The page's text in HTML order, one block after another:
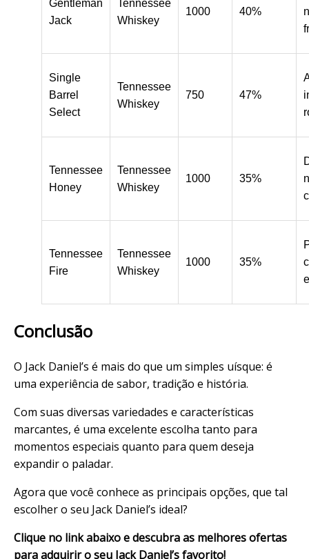
Gentleman
Jack
Tennessee
Whiskey
1000 40%
Single
Barrel
Select
Tennessee
Whiskey
750 47%
Tennessee
Honey
Tennessee
Whiskey
1000 35%
Tennessee
Fire
Tennessee
Whiskey
1000 35%
Conclusão
O Jack Daniel’s é mais do que um simples uísque: é
uma experiência de sabor, tradição e história.
Com suas diversas variedades e características
marcantes, é uma excelente escolha tanto para
momentos especiais quanto para quem deseja
expandir o paladar.
Agora que você conhece as principais opções, que tal
escolher o seu Jack Daniel’s ideal?
Clique no link abaixo e descubra as melhores ofertas
para adquirir o seu Jack Daniel’s favorito!